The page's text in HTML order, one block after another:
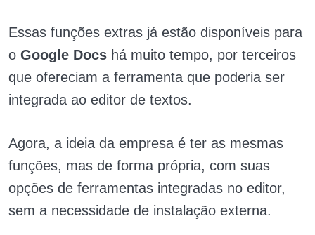
Essas funções extras já estão disponíveis para
o Google Docs há muito tempo, por terceiros
que ofereciam a ferramenta que poderia ser
integrada ao editor de textos.
Agora, a ideia da empresa é ter as mesmas
funções, mas de forma própria, com suas
opções de ferramentas integradas no editor,
sem a necessidade de instalação externa.